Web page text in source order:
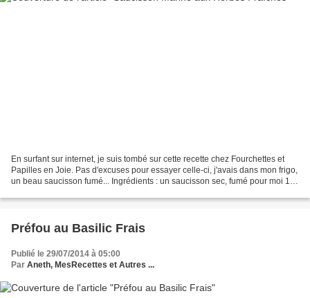
En surfant sur internet, je suis tombé sur cette recette chez Fourchettes et
Papilles en Joie. Pas d'excuses pour essayer celle-ci, j'avais dans mon frigo,
un beau saucisson fumé... Ingrédients : un saucisson sec, fumé pour moi 1
Préfou au Basilic Frais
Publié le 29/07/2014 à 05:00
Par Aneth, MesRecettes et Autres ...